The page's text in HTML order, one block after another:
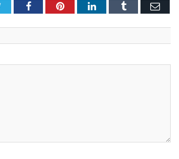
TwitterFacebookPinterestLinkedInTumblr Email